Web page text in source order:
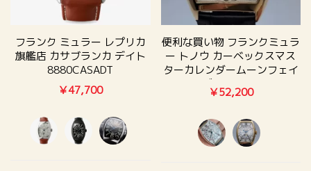
フランク ミュラー レプリカ
旗艦店 カサブランカ デイト
8880CASADT
￥47,700
便利な買い物 フランクミュラ
ー トノウ カーベックスマス
ターカレンダームーンフェイ
ズ6850MCL
￥52,200